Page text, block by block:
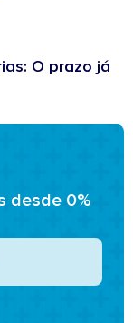
O prazo já
desde 0%